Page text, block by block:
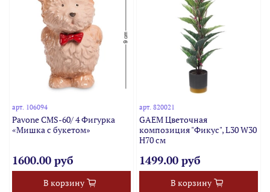
арт. 106094
Pavone CMS-60/ 4 Фигурка
«Мишка с букетом»
1600.00 руб
В корзину
арт. 820021
GAEM Цветочная
композиция "Фикус", L30 W30
H70 см
1499.00 руб
В корзину